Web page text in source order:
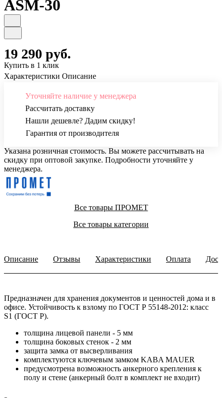
ASM-30
19 290 руб.
Купить в 1 клик
Характеристики Описание
Уточняйте наличие у менеджера
Рассчитать доставку
Нашли дешевле? Дадим скидку!
Гарантия от производителя
Указана розничная стоимость. Вы можете рассчитывать на
скидку при оптовой закупке. Подробности уточняйте у
менеджера.
Все товары ПРОМЕТ
Все товары категории
Описание Отзывы Характеристики Оплата
Предназначен для хранения документов и ценностей дома и в
офисе. Устойчивость к взлому по ГОСТ Р 55148-2012: класс
S1 (ГОСТ Р).
толщина лицевой панели - 5 мм
толщина боковых стенок - 2 мм
защита замка от высверливания
комплектуются ключевым замком KABA MAUER
предусмотрена возможность анкерного крепления к
полу и стене (анкерный болт в комплект не входит)